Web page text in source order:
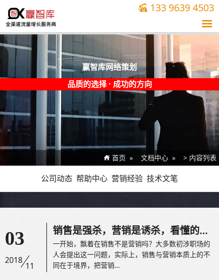
 133 9639 4503

 首页 文档中心 > 内容列表
赢智库网络策划
品质的选择· 成功的方向
公司动态 帮助中心 营销经验 技术文笔
03
2018
11
销售是强杀，营销是诱杀，看懂的算...
一开始，飘着在销售不是营销吗？大多数初涉职场的
人会提出这一问题，实际上，销售与营销本质上的不
同在于境界，把营销…